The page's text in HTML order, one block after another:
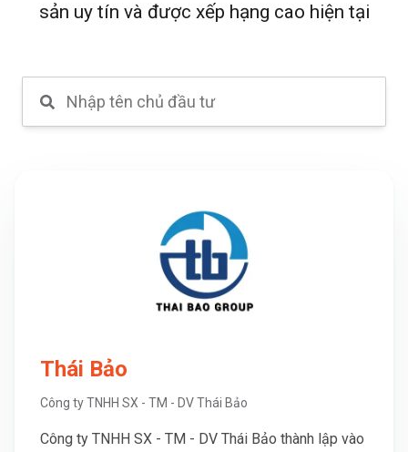
sản uy tín và được xếp hạng cao hiện tại
Thái Bảo
Công ty TNHH SX - TM - DV Thái Bảo
Công ty TNHH SX - TM - DV Thái Bảo thành lập vào